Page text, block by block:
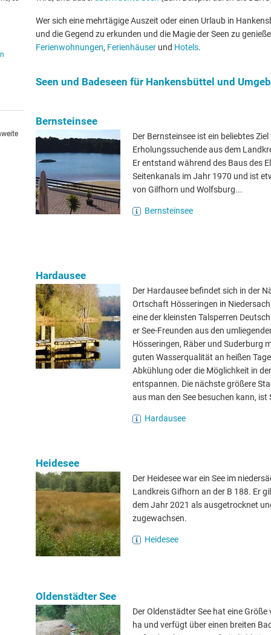
Wer sich eine mehrtägige Auszeit oder einen Urlaub in
und die Gegend zu erkunden und die Magie der Seen zu
Ferienwohnungen, Ferienhäuser und Hotels.
Seen und Badeseen für Hankensbüttel und
Bernsteinsee
Der Bernsteinsee ist ein beliebtes
Erholungssuchende aus dem
Er entstand während des Baus des
Seitenkanals im Jahr 1970 und ist
von Gilfhorn und Wolfsburg...
Bernsteinsee
Hardausee
Der Hardausee befindet sich in der
Ortschaft Hösseringen in
eine der kleinsten Talsperren
er See-Freunden aus den
Hösseringen, Räber und Suderburg
guten Wasserqualität an heißen
Abkühlung oder die Möglichkeit in
entspannen. Die nächste größere
aus man den See besuchen kann, ist
Hardausee
Heidesee
Der Heidesee war ein See im
Landkreis Gifhorn an der B 188. Er
dem Jahr 2021 als ausgetrocknet
zugewachsen.
Heidesee
Oldenstädter See
Der Oldenstädter See hat eine Größe
ha und verfügt über einen breiten